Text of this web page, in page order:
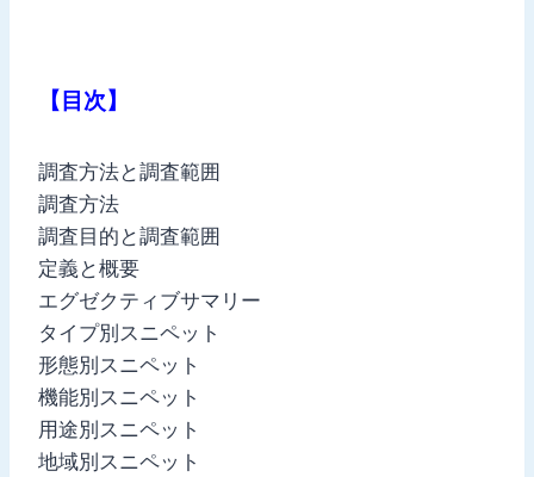
【目次】
調査方法と調査範囲
調査方法
調査目的と調査範囲
定義と概要
エグゼクティブサマリー
タイプ別スニペット
形態別スニペット
機能別スニペット
用途別スニペット
地域別スニペット